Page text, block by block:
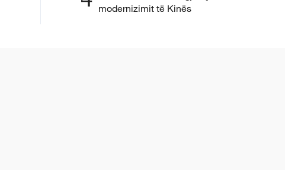
modernizimit të Kinës